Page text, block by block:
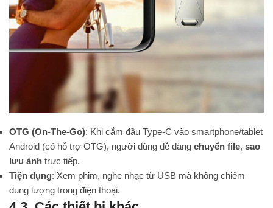
OTG (On-The-Go): Khi cắm đầu Type-C vào smartphone/tablet
Android (có hỗ trợ OTG), người dùng dễ dàng chuyển file, sao
lưu ảnh trực tiếp.
Tiện dụng: Xem phim, nghe nhạc từ USB mà không chiếm
dung lượng trong điện thoại.